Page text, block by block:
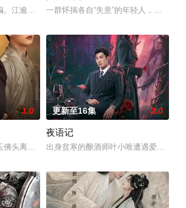
她始终刻苦学
。一人背负过往伤痕，避世居于深山；一人心怀迷茫
江逾白长大以后，林知夏忽然对他说：“江逾白，
一群怀揣各自“失意”的年轻人，在沿海
年的惊天阴谋。
与童年时因一场意外落下身体残缺的少年顾铭夕（
1.0
头离奇失窃，戏班主横尸戏台，将冷血少帅许又
更新至16集 2.0
夜语记
出身贫寒的酿酒师叶小唯遭遇爱人程桉